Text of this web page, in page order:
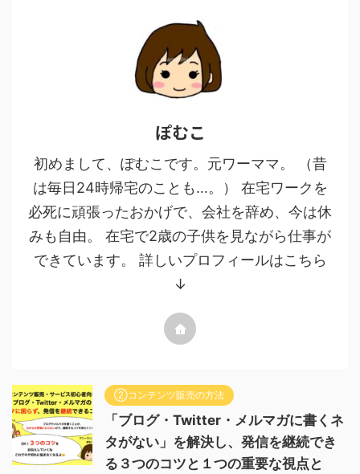
ぽむこ
初めまして、ぽむこです。元ワーママ。 （昔
は毎日24時帰宅のことも…。） 在宅ワークを
必死に頑張ったおかげで、会社を辞め、今は休
みも自由。 在宅で2歳の子供を見ながら仕事が
できています。 詳しいプロフィールはこちら
↓
②コンテンツ販売の方法
「ブログ・Twitter・メルマガに書くネ
タがない」を解決し、発信を継続でき
る３つのコツと１つの重要な視点と